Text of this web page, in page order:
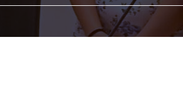
Plan de
Compromiso